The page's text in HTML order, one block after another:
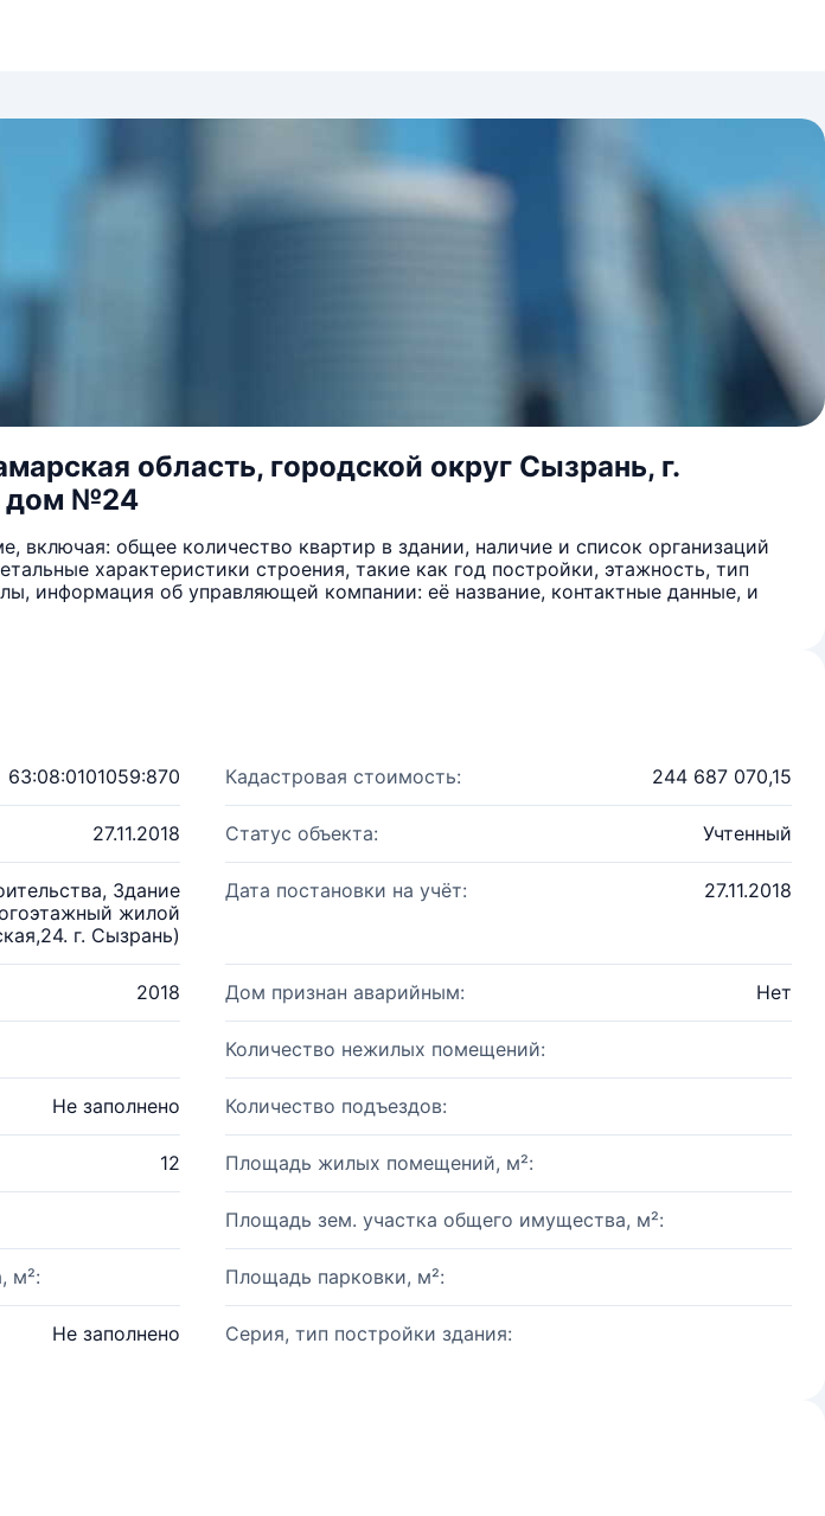
область, городской округ Сызрань, г.
дом №24
общее количество квартир в здании, наличие и список организаций
характеристики строения, такие как год постройки, этажность, тип
информация об управляющей компании: её название, контактные данные, и
63:08:0101059:870 Кадастровая стоимость: 244 687 070,15
27.11.2018 Статус объекта: Учтенный
Здание
жилой
г. Сызрань)
Дата постановки на учёт: 27.11.2018
2018 Дом признан аварийным: Нет
Количество нежилых помещений:
Не заполнено Количество подъездов:
12 Площадь жилых помещений, м²:
Площадь зем. участка общего имущества, м²:
м²: Площадь парковки, м²:
Не заполнено Серия, тип постройки здания: